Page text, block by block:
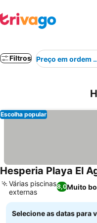
Filtros Preço em ordem
Escolha popular
Hesperia Playa El
8,0Muito
Várias piscinas
externas
Selecione as datas para